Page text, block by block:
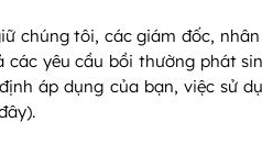
chúng tôi, các giám đốc,
yêu cầu bồi thường phát
áp dụng của bạn, việc sử